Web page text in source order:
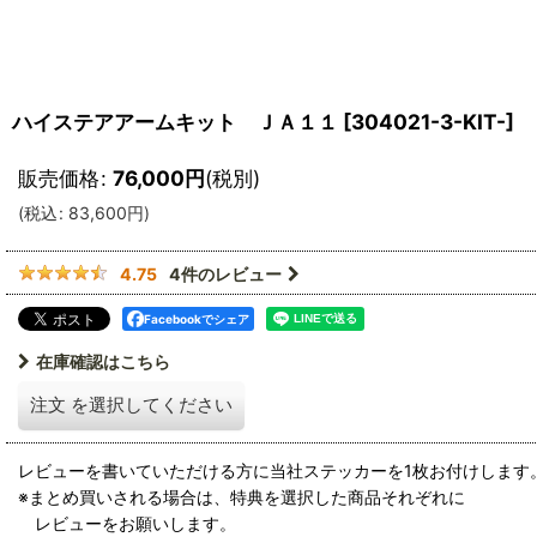
ハイステアアームキット ＪＡ１１ [304021-3-KIT-]
販売価格: 76,000円(税別)
(税込: 83,600円)
4.75 4件のレビュー
Facebookでシェア
在庫確認はこちら
注文 を選択してください
レビューを書いていただける方に当社ステッカーを1枚お付けします
※まとめ買いされる場合は、特典を選択した商品それぞれに
レビューをお願いします。